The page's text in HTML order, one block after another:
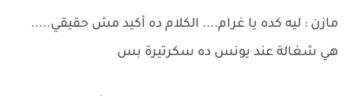
مازن : ليه كده يا غرام.... الكلام ده أكيد مش حقيقي.....
هي شغالة عند يونس ده سكرتيرة بس